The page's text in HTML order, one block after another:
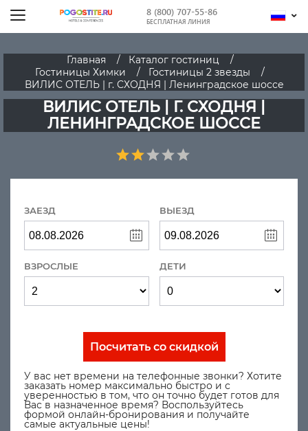
8 (800) 707-55-86
БЕСПЛАТНАЯ ЛИНИЯ
Главная
Каталог гостиниц
Гостиницы Химки
Гостиницы 2 звезды
ВИЛИС ОТЕЛЬ | г. СХОДНЯ | Ленинградское шоссе
ВИЛИС ОТЕЛЬ | Г. СХОДНЯ |
ЛЕНИНГРАДСКОЕ ШОССЕ
ЗАЕЗД ВЫЕЗД
ВЗРОСЛЫЕ ДЕТИ
Посчитать со скидкой
У вас нет времени на телефонные звонки? Хотите
заказать номер максимально быстро и с
уверенностью в том, что он точно будет готов для
Вас в назначенное время? Воспользуйтесь
формой онлайн-бронирования и получайте
самые актуальные цены!